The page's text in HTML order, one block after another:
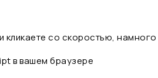
кликаете со скоростью,
в вашем браузере